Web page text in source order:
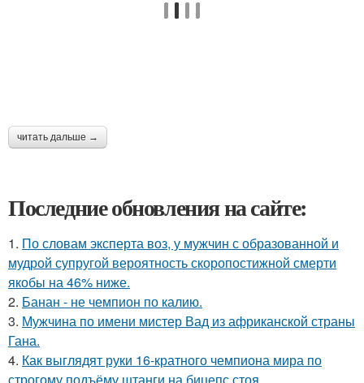
читать дальше →
Последние обновления на сайте:
1. По словам эксперта воз, у мужчин с образованной и
мудрой супругой вероятность скоропостижной смерти
якобы на 46% ниже.
2. Банан - не чемпион по калию.
3. Мужчина по имени мистер Вад из африканской страны
Гана.
4. Как выглядят руки 16-кратного чемпиона мира по